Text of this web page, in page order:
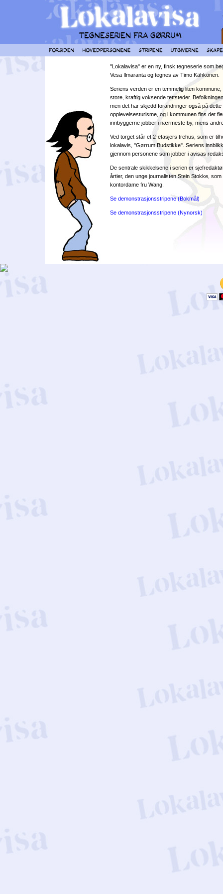
"Lokalavisa" er en ny, finsk tegneserie som
Vesa Ilmaranta og tegnes av Timo Kähkönen.
Seriens verden er en temmelig liten
store, kraftig voksende tettsteder.
men det har skjedd forandringer også på
opplevelsesturisme, og i kommunen fins det
innbyggerne jobber i nærmeste by, mens
Ved torget står et 2-etasjers trehus, som er
lokalavis, "Gørrum Budstikke". Seriens
gjennom personene som jobber i avisas
De sentrale skikkelsene i serien er
årtier, den unge journalisten Stein Stokke,
kontordame fru Wang.
Se demonstrasjonsstripene (Bokmål)
Se demonstrasjonsstripene (Nynorsk)